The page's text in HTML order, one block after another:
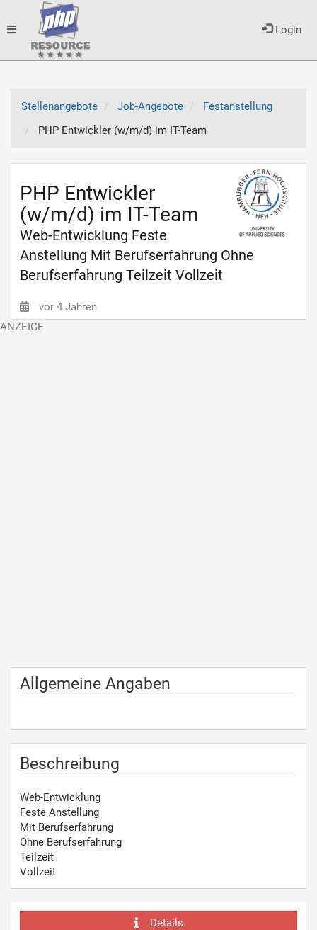
Login
Toggle
Stellenangebote
Job-Angebote
Festanstellung
PHP Entwickler (w/m/d) im IT-Team
PHP Entwickler
(w/m/d) im IT-Team
Web-Entwicklung Feste
Anstellung Mit Berufserfahrung Ohne
Berufserfahrung Teilzeit Vollzeit
vor 4 Jahren
Allgemeine Angaben
Beschreibung
Web-Entwicklung
Feste Anstellung
Mit Berufserfahrung
Ohne Berufserfahrung
Teilzeit
Vollzeit
Details